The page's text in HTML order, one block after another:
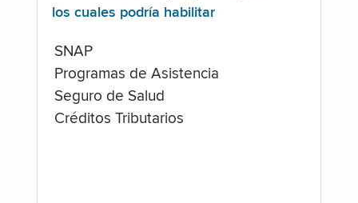
los cuales podría habilitar
SNAP
Programas de Asistencia
Seguro de Salud
Créditos Tributarios